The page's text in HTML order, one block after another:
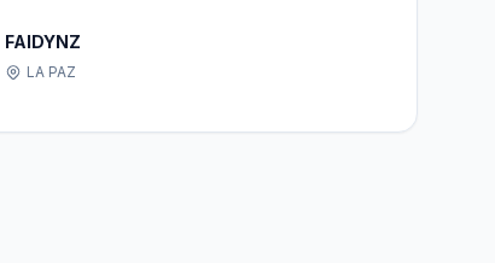
FAIDYNZ
LA PAZ